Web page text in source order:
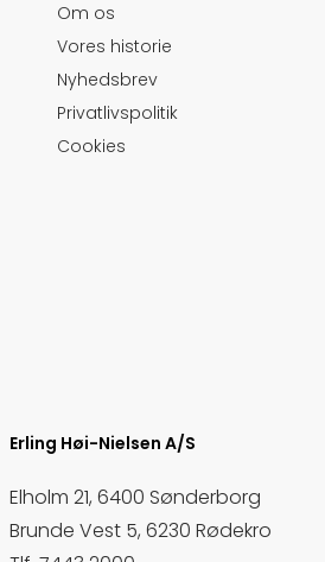
Om os
Vores historie
Nyhedsbrev
Privatlivspolitik
Cookies
Erling Høi-Nielsen A/S
Elholm 21, 6400 Sønderborg
Brunde Vest 5, 6230 Rødekro